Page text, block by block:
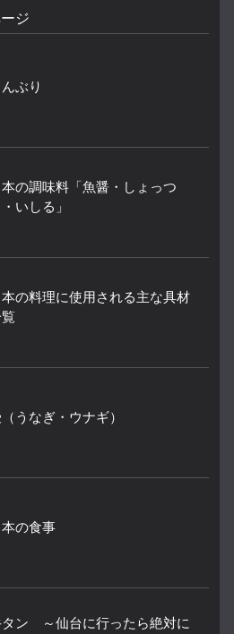
ジ
ぶり
本の調味料「魚醤・しょっつ
いしる」
本の料理に使用される主な具材
うなぎ・ウナギ）
本の食事
ン ～仙台に行ったら絶対に